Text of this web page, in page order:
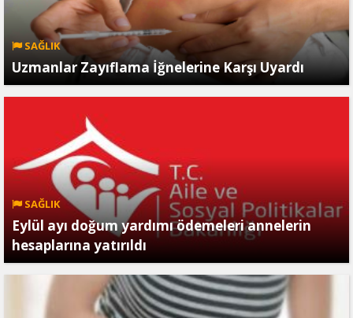
SAĞLIK
Uzmanlar Zayıflama İğnelerine Karşı Uyardı
SAĞLIK
Eylül ayı doğum yardımı ödemeleri annelerin
hesaplarına yatırıldı